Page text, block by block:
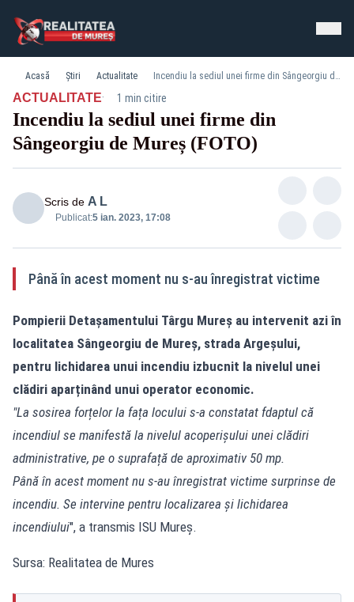
Acasă Știri Actualitate Incendiu la sediul unei firme din Sângeorgiu de Mureș (FOTO)
ACTUALITATE· 1 min citire
Incendiu la sediul unei firme din
Sângeorgiu de Mureș (FOTO)
Scris de A L
Publicat:5 ian. 2023, 17:08
Până în acest moment nu s-au înregistrat victime
Pompierii Detașamentului Târgu Mureș au intervenit azi în
localitatea Sângeorgiu de Mureș, strada Argeșului,
pentru lichidarea unui incendiu izbucnit la nivelul unei
clădiri aparținând unui operator economic.
"La sosirea forțelor la fața locului s-a constatat fdaptul că
incendiul se manifestă la nivelul acoperișului unei clădiri
administrative, pe o suprafață de aproximativ 50 mp.
Până în acest moment nu s-au înregistrat victime surprinse de
incendiu. Se intervine pentru localizarea și lichidarea
incendiului", a transmis ISU Mureș.
Sursa: Realitatea de Mures